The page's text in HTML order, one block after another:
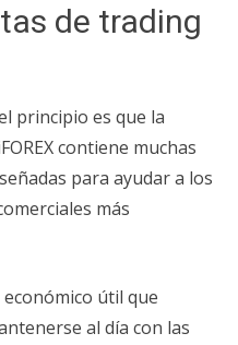
de trading
principio es que la
contiene muchas
para ayudar a los
más
económico útil que
al día con las